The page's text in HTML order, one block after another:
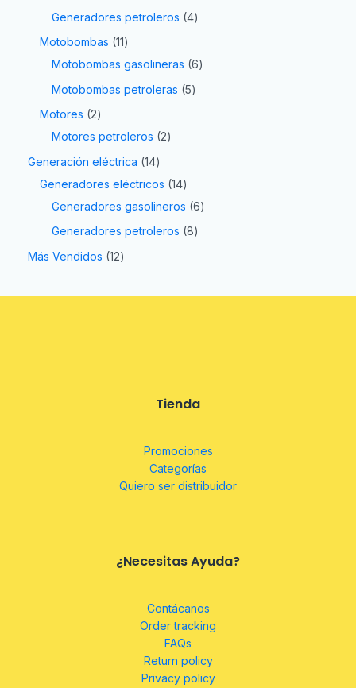
Generadores petroleros 4
Motobombas 11
Motobombas gasolineras 6
Motobombas petroleras 5
Motores
2
Motores petroleros
2
Generación eléctrica 14
Generadores eléctricos 14
Generadores gasolineros 6
Generadores petroleros 8
Más Vendidos 12
Tienda
Promociones
Categorías
Quiero ser distribuidor
¿Necesitas Ayuda?
Contácanos
Order tracking
FAQs
Return policy
Privacy policy